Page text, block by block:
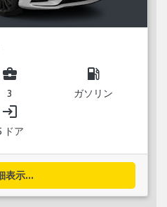
business_center
3
local_gas_station
ガソリン
login
ドア
表示...